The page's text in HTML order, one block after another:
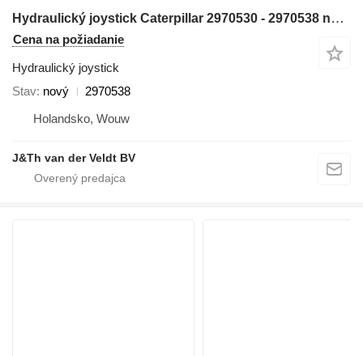
Hydraulický joystick Caterpillar 2970530 - 2970538 na rýpadla Caterpillar 320C 330C 312C 322C 315C 325C 318C 320D 330D 311D 321D 312D 323D 314D 324D 325D 336D 328D 319D 329D 349D 320D2 323D2 336D2 349D2
Cena na požiadanie
Hydraulický joystick
Stav nový
2970538
Holandsko, Wouw
J&Th van der Veldt BV